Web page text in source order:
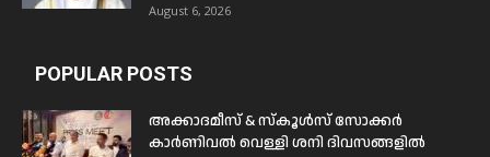
August 6, 2026
POPULAR POSTS
അക്കാദമീസ് & സ്കൂൾസ് സോക്കർ
കാർണിവൽ വെള്ളി ശനി ദിവസങ്ങളിൽ